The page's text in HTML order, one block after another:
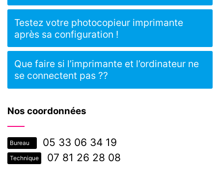
Nos coordonnées
Bureau 05 33 06 34 19
Technique 07 81 26 28 08
Testez votre photocopieur imprimante
après sa configuration !
Que faire si l’imprimante et l’ordinateur ne
se connectent pas ??